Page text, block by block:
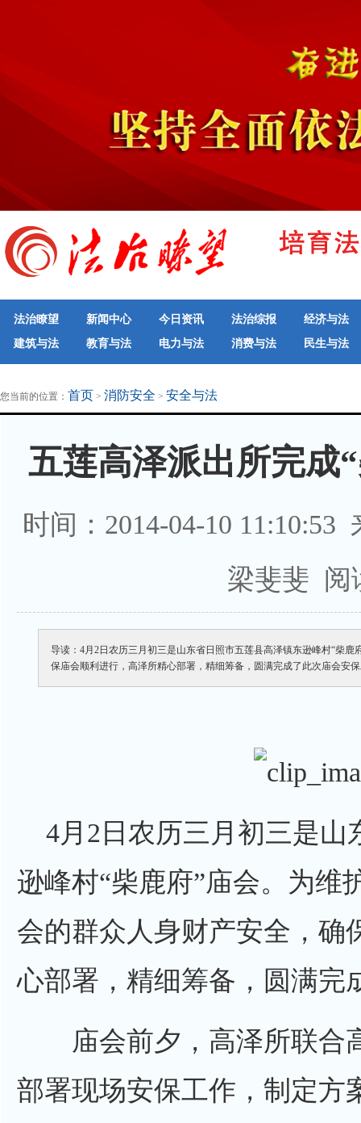
法治瞭望 新闻中心 今日资讯 法治综报
经济与法
建筑与法
教育与法 电力与法 消费与法
民生与法
地方法治联播
律师律所
您当前的位置： 首页 > 消防安全 > 安全与法
五莲高泽派出所完成
时间：2014-04-10
梁斐斐 阅
导读：4月2日农历三月初三是山东省日照市五莲县高泽镇东逊峰村“柴
保庙会顺利进行，高泽所精心部署，精细筹备，圆满完成了此次庙会安
4月2日农历三月初三是山
逊峰村“柴鹿府”庙会。为维
会的群众人身财产安全，确
心部署，精细筹备，圆满完
庙会前夕，高泽所联合
部署现场安保工作，制定方